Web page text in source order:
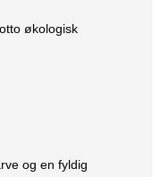
økologisk
og en fyldig